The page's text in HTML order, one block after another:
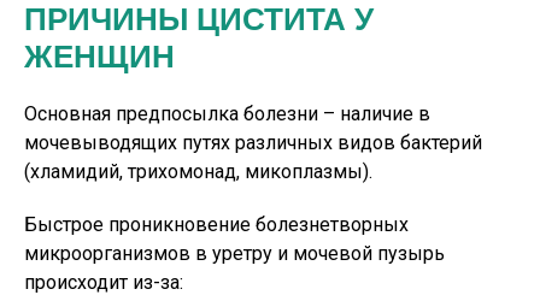
ПРИЧИНЫ ЦИСТИТА У
ЖЕНЩИН
Основная предпосылка болезни – наличие в
мочевыводящих путях различных видов бактерий
(хламидий, трихомонад, микоплазмы).
Быстрое проникновение болезнетворных
микроорганизмов в уретру и мочевой пузырь
происходит из-за: